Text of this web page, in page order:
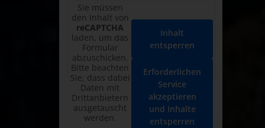
Sie müssen
den Inhalt von
reCAPTCHA
laden, um das
Formular
abzuschicken.
Bitte beachten
Sie, dass dabei
Daten mit
Drittanbietern
ausgetauscht
werden.
Inhalt
entsperren
Erforderlichen
Service
akzeptieren
und Inhalte
entsperren